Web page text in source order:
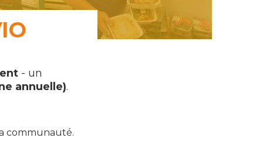
- un
annuelle).
communauté.